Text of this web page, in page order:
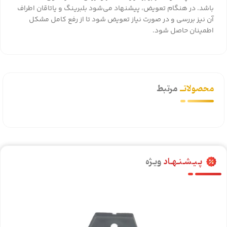
باشد. در هنگام تعویض، پیشنهاد می‌شود بلبرینگ و یاتاقان اطراف
آن نیز بررسی و در صورت نیاز تعویض شود تا از رفع کامل مشکل
اطمینان حاصل شود.
محصولاتــمرتبط
پـیـشـنـهـادویـژه